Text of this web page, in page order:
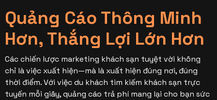
Quảng Cáo Thông Minh
Hơn, Thắng Lợi Lớn Hơn
Các chiến lược marketing khách sạn tuyệt vời không
chỉ là việc xuất hiện—mà là xuất hiện đúng nơi, đúng
thời điểm. Với việc du khách tìm kiếm khách sạn trực
tuyến mỗi giây, quảng cáo trả phí mang lại cho bạn sức